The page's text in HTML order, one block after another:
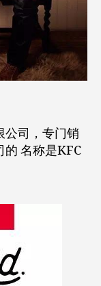
公司，专门销
的 名称是KFC